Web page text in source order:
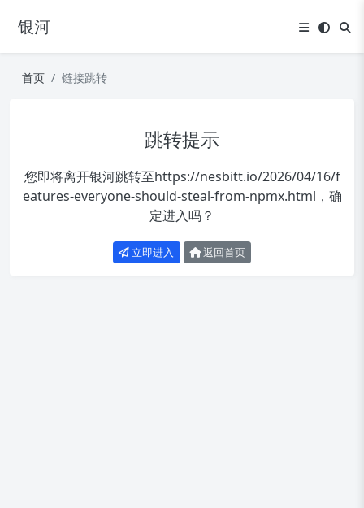
银河
首页 链接跳转
跳转提示
您即将离开银河跳转至https://nesbitt.io/2026/04/16/f
eatures-everyone-should-steal-from-npmx.html ，确
定进入吗？
立即进入 返回首页